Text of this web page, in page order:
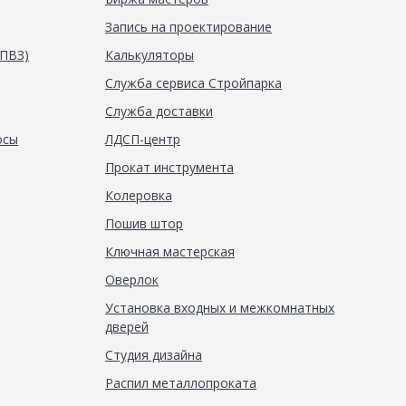
Запись на проектирование
Калькуляторы
Служба сервиса Стройпарка
Служба доставки
ЛДСП-центр
Прокат инструмента
Колеровка
Пошив штор
Ключная мастерская
Оверлок
Установка входных и межкомнатных
дверей
Студия дизайна
Распил металлопроката